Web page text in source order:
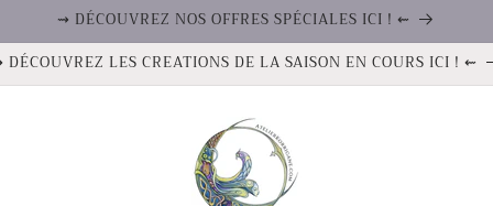
⇝ DÉCOUVREZ NOS OFFRES SPÉCIALES ICI ! ⇜
LES CREATIONS DE LA SAISON EN COURS ICI ! ⇜